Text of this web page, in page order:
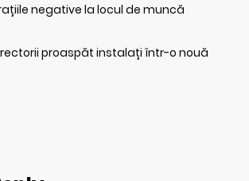
negative la locul de muncă
proaspăt instalați într-o nouă